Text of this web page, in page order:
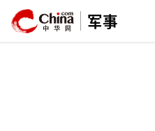
军事